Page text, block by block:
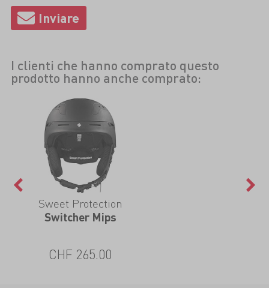
I clienti che hanno comprato questo
prodotto hanno anche comprato:
Sweet Protection
Switcher Mips
CHF 265.00